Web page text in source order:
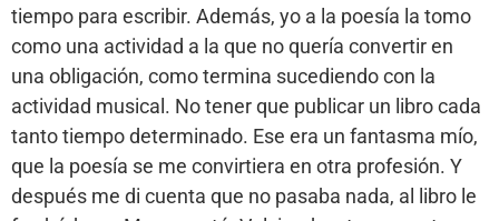
tiempo para escribir. Además, yo a la poesía la tomo
como una actividad a la que no quería convertir en
una obligación, como termina sucediendo con la
actividad musical. No tener que publicar un libro cada
tanto tiempo determinado. Ese era un fantasma mío,
que la poesía se me convirtiera en otra profesión. Y
después me di cuenta que no pasaba nada, al libro le